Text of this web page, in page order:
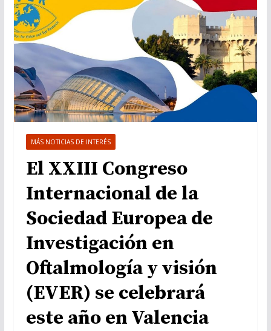
MÁS NOTICIAS DE INTERÉS
El XXIII Congreso
Internacional de la
Sociedad Europea de
Investigación en
Oftalmología y visión
(EVER) se celebrará
este año en Valencia